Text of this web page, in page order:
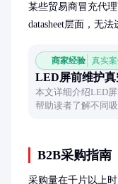
某些贸易商冒充代
datasheet层面，无
商家经验 真实
LED屏前维护
本文详细介绍LED
帮助读者了解不同
B2B采购指南
采购量在千片以上